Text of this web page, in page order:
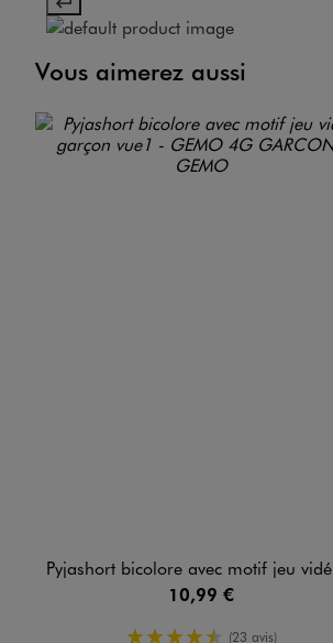
Vous aimerez aussi
Pyjashort bicolore avec motif jeu vidéo garçon
10,99 €
4.5/5 de moyenne
(23 avis)